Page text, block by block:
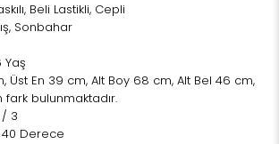
Beli Lastikli, Cepli
Sonbahar
Yaş
Üst En 39 cm, Alt Boy 68 cm, Alt Bel 46 cm,
bulunmaktadır.
/ 3
40 Derece